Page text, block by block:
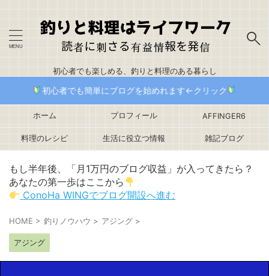
初心者でも楽しめる、釣りと料理のある暮らし
初心者でも簡単にブログを始めれます←クリック
ホーム プロフィール AFFINGER6
料理のレシピ 生活に役立つ情報 雑記ブログ
もし半年後、「月1万円のブログ収益」が入ってきたら？
あなたの第一歩はここから
ConoHa WINGでブログ開設へ進む
HOME > 釣りノウハウ > アジング >
アジング